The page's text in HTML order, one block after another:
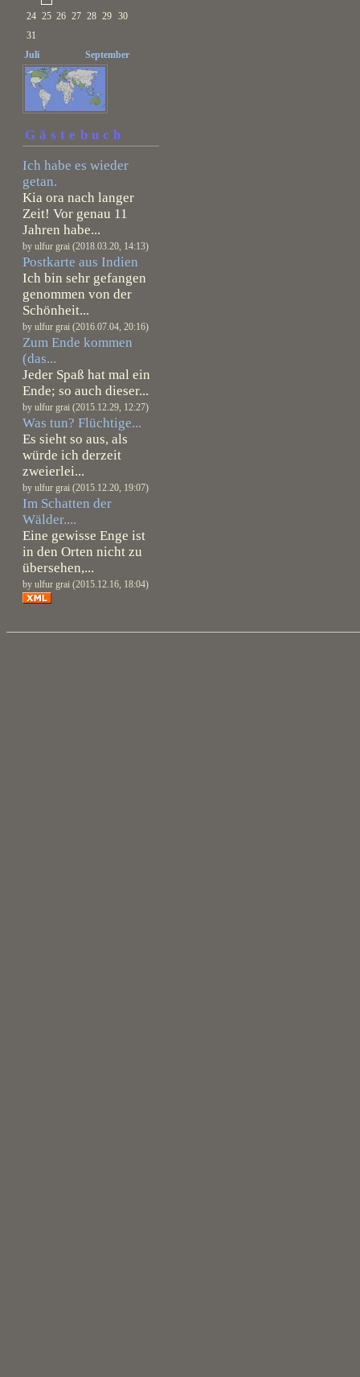
24 25 26 27 28 29
30
31
Juli
September
Gästebuch
Ich habe es wieder
getan.
Kia ora nach langer
Zeit! Vor genau 11
Jahren habe...
by ulfur grai (2018.03.20, 14:13)
Postkarte aus Indien
Ich bin sehr gefangen
genommen von der
Schönheit...
by ulfur grai (2016.07.04, 20:16)
Zum Ende kommen
(das...
Jeder Spaß hat mal ein
Ende; so auch dieser...
by ulfur grai (2015.12.29, 12:27)
Was tun? Flüchtige...
Es sieht so aus, als
würde ich derzeit
zweierlei...
by ulfur grai (2015.12.20, 19:07)
Im Schatten der
Wälder....
Eine gewisse Enge ist
in den Orten nicht zu
übersehen,...
by ulfur grai (2015.12.16, 18:04)